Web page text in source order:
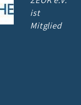
ist
Mitglied